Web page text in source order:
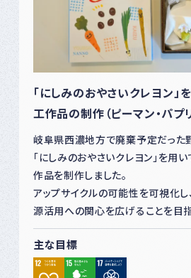
「にしみのおやさいクレヨン」
工作品の制作（ピーマン・パプ
岐阜県西濃地方で廃棄予定だった
「にしみのおやさいクレヨン」を用
作品を制作しました。
アップサイクルの可能性を可視化し
源活用への関心を広げることを目指
主な目標